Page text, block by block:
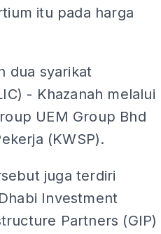
itu pada harga
dua syarikat
- Khazanah melalui
UEM Group Bhd
(KWSP).
juga terdiri
Investment
Partners (GIP)